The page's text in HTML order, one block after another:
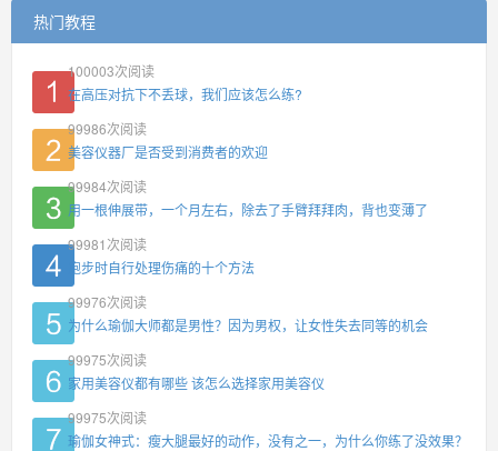
热门教程
100003次阅读
在高压对抗下不丢球，我们应该怎么练?
99986次阅读
美容仪器厂是否受到消费者的欢迎
99984次阅读
用一根伸展带，一个月左右，除去了手臂拜拜肉，背也变薄了
99981 次阅读
跑步时自行处理伤痛的十个方法
99976次阅读
为什么瑜伽大师都是男性？因为男权，让女性失去同等的机会
99975次阅读
家用美容仪都有哪些 该怎么选择家用美容仪
99975次阅读
瑜伽女神式：瘦大腿最好的动作，没有之一，为什么你练了没效果？